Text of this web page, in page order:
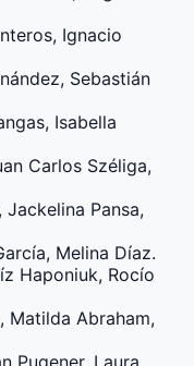
Ignacio
Sebastián
Isabella
Carlos Széliga,
Pansa,
Melina Díaz.
Haponiuk, Rocío
Matilda Abraham,